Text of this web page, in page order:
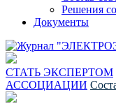
Решения
Документы
СТАТЬ ЭКСПЕРТОМ
АССОЦИАЦИИ